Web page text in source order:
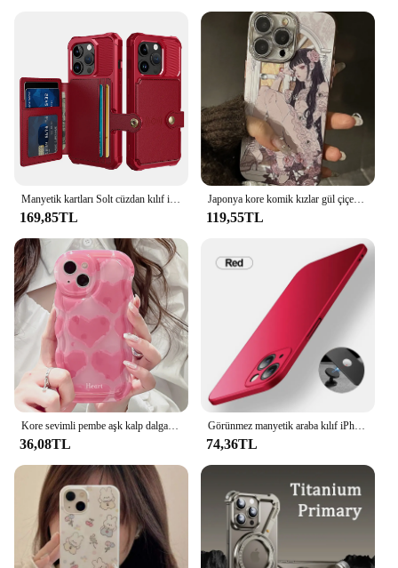
Manyetik kartları Solt cüzdan kılıf iPhone 15 16 Pro Max 14 13 12 11 XS X artı SE2022 Anti damla çanta tutucu cep kapak
169,85TL
Japonya kore komik kızlar gül çiçek telefon kılıfı için iPhone 15 14 13 12 Pro Max Glitter Lens filmi darbeye yumuşak arka kapak Funda
119,55TL
Kore sevimli pembe aşk kalp dalgalı telefon kılıfı için iPhone 15 14 13 11 12 Pro Max artı X XS XR darbeye koruyucu yumuşak arka kapak
36,08TL
Görünmez manyetik araba kılıf iPhone 13 14 15 11 12 Pro Max Ultra ince sert plastik koruma kapak iPhone 13 15 Pro Max
74,36TL